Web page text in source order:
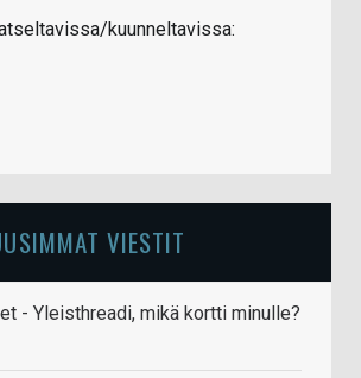
kuunneltavissa:
VIESTIT
- Yleisthreadi, mikä kortti minulle?